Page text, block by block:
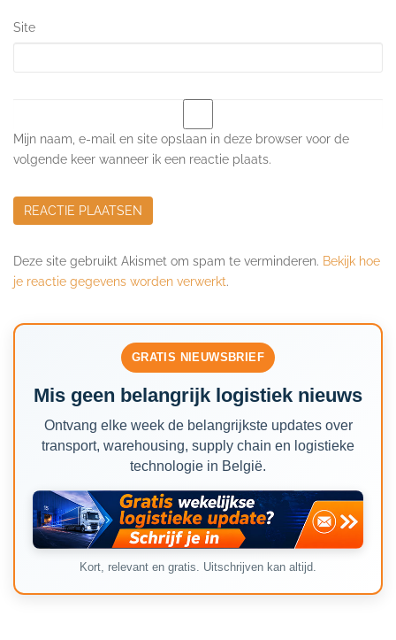
Site
Mijn naam, e-mail en site opslaan in deze browser voor de
volgende keer wanneer ik een reactie plaats.
Deze site gebruikt Akismet om spam te verminderen. Bekijk hoe
je reactie gegevens worden verwerkt.
GRATIS NIEUWSBRIEF
Mis geen belangrijk logistiek nieuws
Ontvang elke week de belangrijkste updates over
transport, warehousing, supply chain en logistieke
technologie in België.
Kort, relevant en gratis. Uitschrijven kan altijd.